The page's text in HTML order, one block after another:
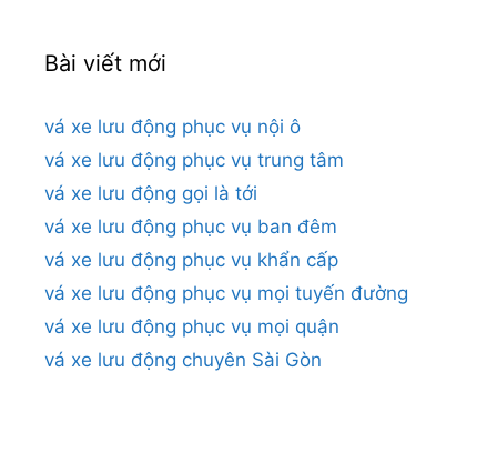
Bài viết mới
vá xe lưu động phục vụ nội ô
vá xe lưu động phục vụ trung tâm
vá xe lưu động gọi là tới
vá xe lưu động phục vụ ban đêm
vá xe lưu động phục vụ khẩn cấp
vá xe lưu động phục vụ mọi tuyến đường
vá xe lưu động phục vụ mọi quận
vá xe lưu động chuyên Sài Gòn